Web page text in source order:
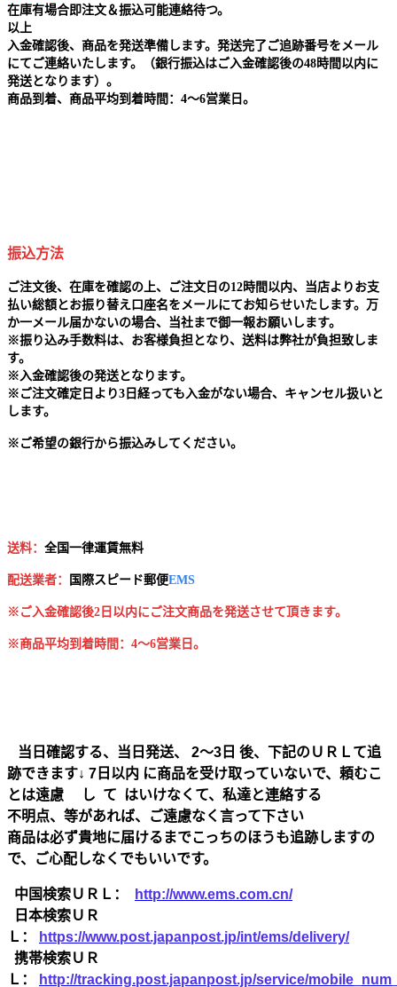
在庫有場合即注文＆振込可能連絡待つ。
以上
入金確認後、商品を発送準備します。発送完了ご追跡番号をメール
にてご連絡いたします。（銀行振込はご入金確認後の48時間以内に
発送となります）。
商品到着、商品平均到着時間：4～6営業日。
振込方法
ご注文後、在庫を確認の上、ご注文日の12時間以内、当店よりお支
払い総額とお振り替え口座名をメールにてお知らせいたします。万
か一メール届かないの場合、当社まで御一報お願いします。
※振り込み手数料は、お客様負担となり、送料は弊社が負担致しま
す。
※ 入金確認後の発送となります。
※ ご注文確定日より3日経っても入金がない場合、キャンセル扱いと
します。
※ ご希望の銀行から振込みしてください。
送料： 全国一律運賃無料
配送業者： 国 際スピード郵便EMS
※ご入金確認後2日以内にご注文商品を発送させて頂きます。
※商品平均到着時間：4～6営業日。
当日確認する、当日発送、 2～3日 後、下記のＵＲＬて追
跡できます↓ 7日以内 に商品を受け取っていないで、頼むこ
とは遠慮 し て はいけなくて、私達と連絡する
不明点、等があれば、ご遠慮なく言って下さい
商品は必ず貴地に届けるまでこっちのほうも追跡しますの
で、ご心配しなくでもいいです。
中国検索ＵＲＬ：
http://www.ems.com.cn/
日本検索ＵＲ
Ｌ：
https://www.post.japanpost.jp/int/ems/delivery/
携帯検索ＵＲ
Ｌ：
http://tracking.post.japanpost.jp/service/